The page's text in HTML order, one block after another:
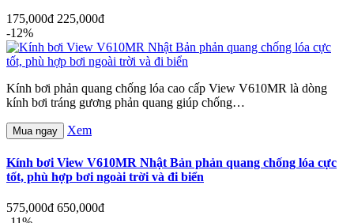
175,000đ 225,000đ
-12%
Kính bơi phản quang chống lóa cao cấp View V610MR là dòng
kính bơi tráng gương phản quang giúp chống…
Mua ngay Xem
Kính bơi View V610MR Nhật Bản phản quang chống lóa cực
tốt, phù hợp bơi ngoài trời và đi biển
575,000đ 650,000đ